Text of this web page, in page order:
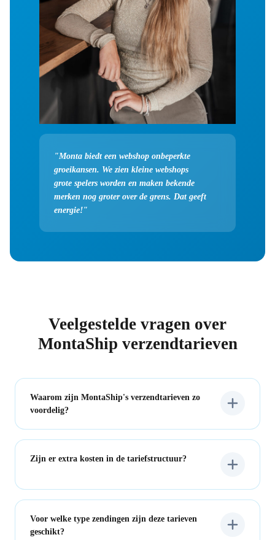
"Monta biedt een webshop onbeperkte
groeikansen. We zien kleine webshops
grote spelers worden en maken bekende
merken nog groter over de grens. Dat geeft
energie!"
Veelgestelde vragen over
MontaShip verzendtarieven
Waarom zijn MontaShip's verzendtarieven zo
voordelig?
aanbieden die resulteren in kostenbesparingen zonder
kwaliteitsverlies.
Zijn er extra kosten in de tariefstructuur?
duidelijk gecommuniceerd door je persoonlijke
Voor welke type zendingen zijn deze tarieven
geschikt?